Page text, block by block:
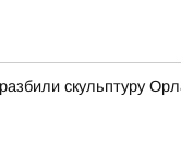
скульптуру